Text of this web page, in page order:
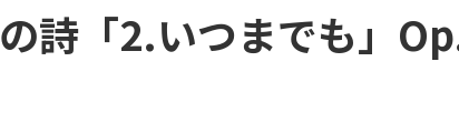
詩「2.いつまでも」